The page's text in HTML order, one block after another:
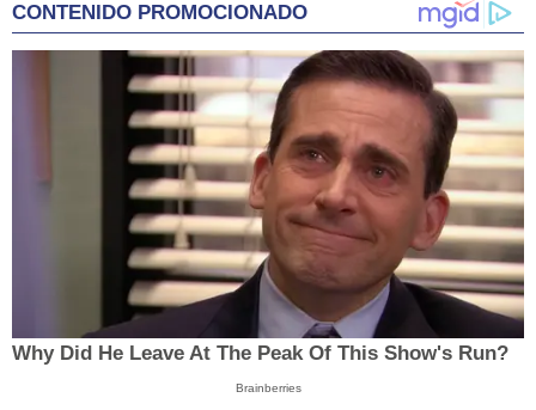
CONTENIDO PROMOCIONADO
Why Did He Leave At The Peak Of This Show's Run?
Brainberries